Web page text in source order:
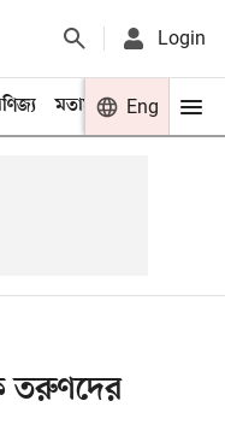
Login
মতামত খেলা
Eng
তরুণদের